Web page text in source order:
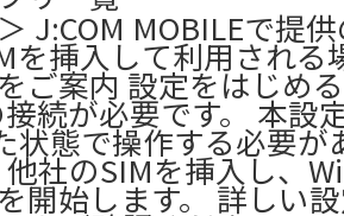
J:COM MOBILEで提
を挿入して利用される
ご案内 設定をはじめ
続が必要です。 本設
状態で操作する必要が
社のSIMを挿入し、
開始します。 詳しい